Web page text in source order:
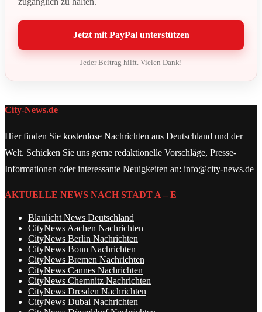
Jetzt mit PayPal unterstützen
Jeder Beitrag hilft. Vielen Dank!
City-News.de
Hier finden Sie kostenlose Nachrichten aus Deutschland und der
Welt. Schicken Sie uns gerne redaktionelle Vorschläge, Presse-
Informationen oder interessante Neuigkeiten an: info@city-news.de
AKTUELLE NEWS NACH STADT A – E
Blaulicht News Deutschland
CityNews Aachen Nachrichten
CityNews Berlin Nachrichten
CityNews Bonn Nachrichten
CityNews Bremen Nachrichten
CityNews Cannes Nachrichten
CityNews Chemnitz Nachrichten
CityNews Dresden Nachrichten
CityNews Dubai Nachrichten